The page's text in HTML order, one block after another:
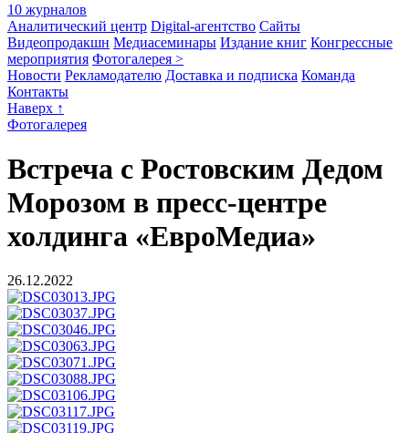
10 журналов
Аналитический центр Digital-агентство Сайты
Видеопродакшн Медиасеминары Издание книг Конгрессные
мероприятия Фотогалерея >
Новости Рекламодателю Доставка и подписка Команда
Контакты
Наверх ↑
Фотогалерея
Встреча с Ростовским Дедом
Морозом в пресс-центре
холдинга «ЕвроМедиа»
26.12.2022